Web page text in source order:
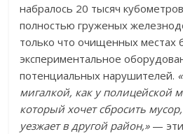
набралось 20 тысяч
полностью груженых
только что очищенных местах
экспериментальное
потенциальных нарушителей.
мигалкой, как у полицейской
который хочет сбросить
уезжает в другой район,»— эти